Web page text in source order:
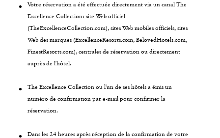
Votre réservation a été effectuée directement via un canal The
Excellence Collection: site Web officiel
(TheExcellenceCollection.com), sites Web mobiles officiels, sites
Web des marques (ExcellenceResorts.com, BelovedHotels.com,
FinestResorts.com), centrales de réservation ou directement
auprès de l'hôtel.
The Excellence Collection ou l'un de ses hôtels a émis un
numéro de confirmation par e-mail pour confirmer la
réservation.
Dans les 24 heures après réception de la confirmation de votre